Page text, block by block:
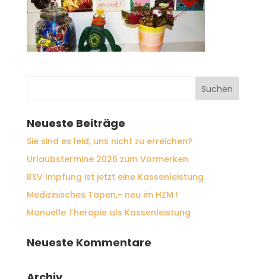
Neueste Beiträge
Sie sind es leid, uns nicht zu erreichen?
Urlaubstermine 2026 zum Vormerken
RSV Impfung ist jetzt eine Kassenleistung
Medizinisches Tapen,- neu im HZM !
Manuelle Therapie als Kassenleistung
Neueste Kommentare